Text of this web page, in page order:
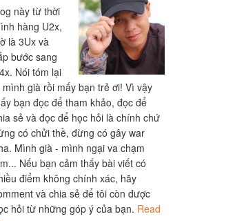
này từ thời
hàng U2x,
là 3Ux và
bước sang
Nói tóm lại
mình già rồi mấy bạn trẻ ơi! Vì vậy
bạn đọc để tham khảo, đọc để
sẻ và đọc để học hỏi là chính chứ
có chửi thề, đừng có gây war
Mình già - mình ngại va chạm
Nếu bạn cảm thấy bài viết có
điểm không chính xác, hãy
và chia sẻ để tôi còn được
hỏi từ những góp ý của bạn. Read